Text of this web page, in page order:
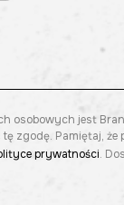
jest
zgodę. Pamiętaj,
prywatności.